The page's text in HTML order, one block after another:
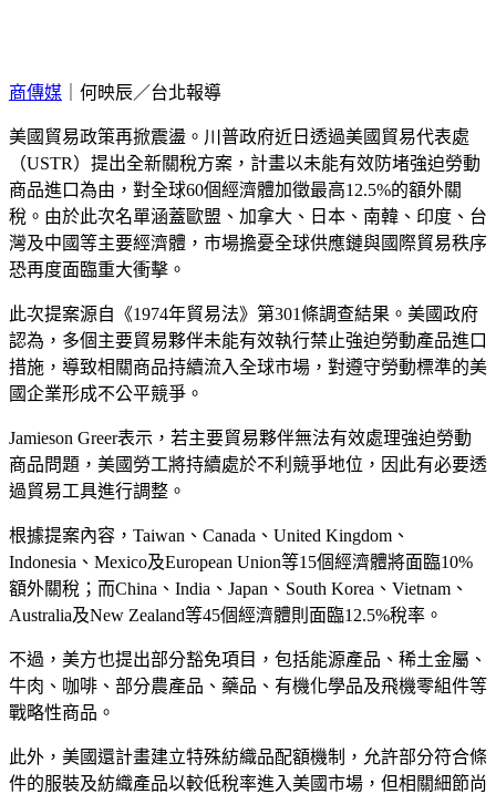
商傳媒 ｜何映辰／台北報導
美國貿易政策再掀震盪。川普政府近日透過美國貿易代表處
（USTR）提出全新關稅方案，計畫以未能有效防堵強迫勞動
商品進口為由，對全球60個經濟體加徵最高12.5%的額外關
稅。由於此次名單涵蓋歐盟、加拿大、日本、南韓、印度、台
灣及中國等主要經濟體，市場擔憂全球供應鏈與國際貿易秩序
恐再度面臨重大衝擊。
此次提案源自《1974年貿易法》第301條調查結果。美國政府
認為，多個主要貿易夥伴未能有效執行禁止強迫勞動產品進口
措施，導致相關商品持續流入全球市場，對遵守勞動標準的美
國企業形成不公平競爭。
Jamieson Greer表示，若主要貿易夥伴無法有效處理強迫勞動
商品問題，美國勞工將持續處於不利競爭地位，因此有必要透
過貿易工具進行調整。
根據提案內容，Taiwan、Canada、United Kingdom、
Indonesia、Mexico及European Union等15個經濟體將面臨10%
額外關稅；而China、India、Japan、South Korea、Vietnam、
Australia及New Zealand等45個經濟體則面臨12.5%稅率。
不過，美方也提出部分豁免項目，包括能源產品、稀土金屬、
牛肉、咖啡、部分農產品、藥品、有機化學品及飛機零組件等
戰略性商品。
此外，美國還計畫建立特殊紡織品配額機制，允許部分符合條
件的服裝及紡織產品以較低稅率進入美國市場，但相關細節尚